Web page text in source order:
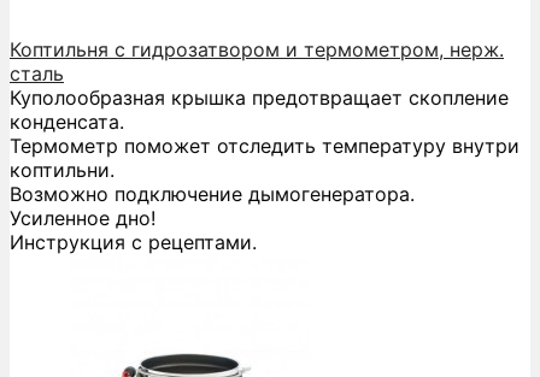
Коптильня с гидрозатвором и термометром, нерж.
сталь
Куполообразная крышка предотвращает скопление
конденсата.
Термометр поможет отследить температуру внутри
коптильни.
Возможно подключение дымогенератора.
Усиленное дно!
Инструкция с рецептами.